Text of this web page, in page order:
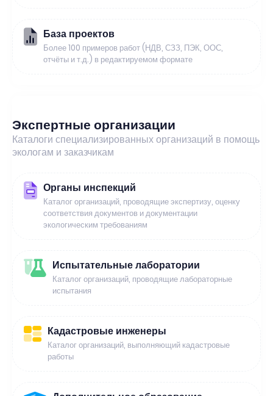
База проектов
Более 100 примеров работ (НДВ, СЗЗ, ПЭК, ООС,
отчёты и т.д.) в редактируемом формате
Экспертные организации
Каталоги специализированных организаций в помощь
экологам и заказчикам
Органы инспекций
Каталог организаций, проводящие экспертизу, оценку
соответствия документов и документации
экологическим требованиям
Испытательные лаборатории
Каталог организаций, проводящие лабораторные
испытания
Кадастровые инженеры
Каталог организаций, выполняющий кадастровые
работы